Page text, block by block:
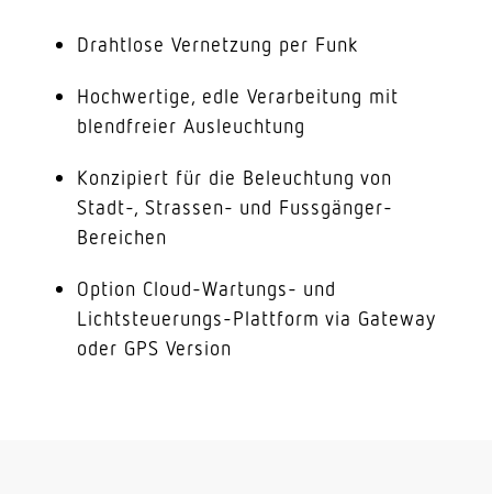
Drahtlose Vernetzung per Funk
Hochwertige, edle Verarbeitung mit
blendfreier Ausleuchtung
Konzipiert für die Beleuchtung von
Stadt-, Strassen- und Fussgänger-
Bereichen
Option Cloud-Wartungs- und
Lichtsteuerungs-Plattform via Gateway
oder GPS Version